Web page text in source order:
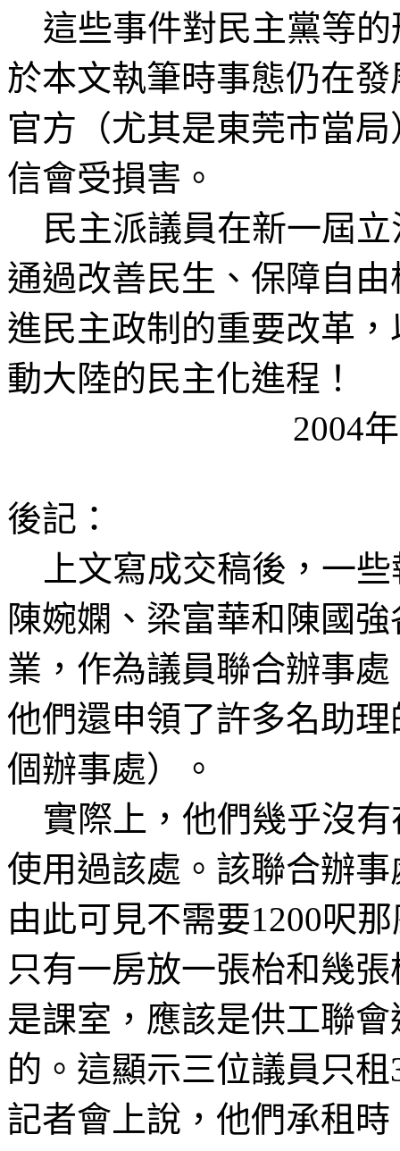
這些事件對民主黨等
於本文執筆時事態仍在
官方（尤其是東莞市當
信會受損害。
民主派議員在新一屆
通過改善民生、保障自
進民主政制的重要改革
動大陸的民主化進程！
2004年
後記：
上文寫成交稿後，一
陳婉嫻、梁富華和陳國
業，作為議員聯合辦事處
他們還申領了許多名助
個辦事處）。
實際上，他們幾乎沒
使用過該處。該聯合辦事
由此可見不需要1200呎
只有一房放一張枱和幾
是課室，應該是供工聯
的。這顯示三位議員只租
記者會上說，他們承租